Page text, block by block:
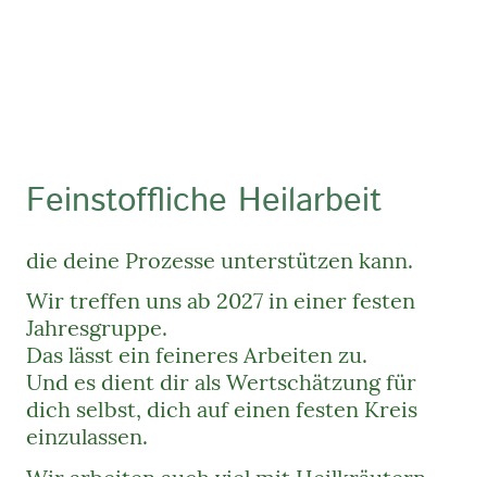
Feinstoffliche Heilarbeit
die deine Prozesse unterstützen kann.
Wir treffen uns ab 2027 in einer festen
Jahresgruppe.
Das lässt ein feineres Arbeiten zu.
Und es dient dir als Wertschätzung für
dich selbst, dich auf einen festen Kreis
einzulassen.